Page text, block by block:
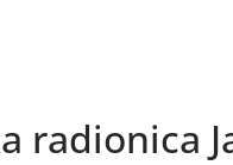
radionica